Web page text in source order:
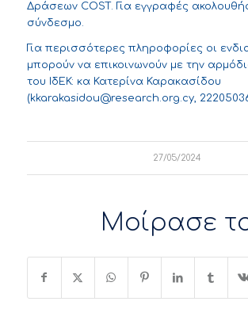
Δράσεων COST. Για εγγραφές
σύνδεσμο.
Για περισσότερες πληροφορίες οι
μπορούν να επικοινωνούν με την
του ΙδΕΚ: κα Κατερίνα Καρακασίδου
(kkarakasidou@research.org.cy,
27/05/2024
Μοίρασε